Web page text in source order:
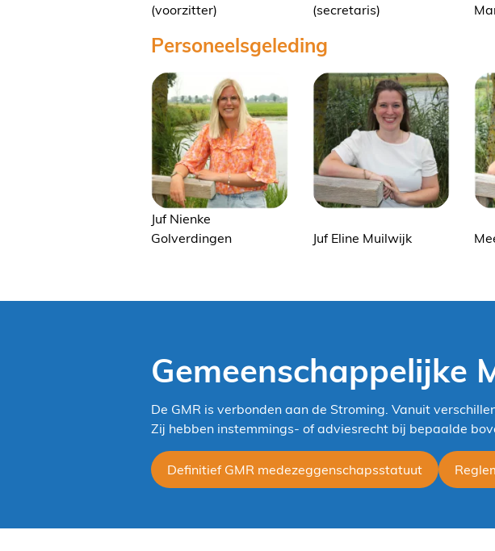
(voorzitter)
(secretaris)
Personeelsgeleding
Juf Nienke
Golverdingen
Juf Eline Muilwijk
Gemeenschappelijke
De GMR is verbonden aan de Stroming. Vanuit
Zij hebben instemmings- of adviesrecht bij bepaalde
Definitief GMR medezeggenschapsstatuut